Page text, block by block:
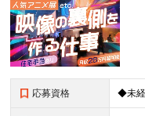
応募資格